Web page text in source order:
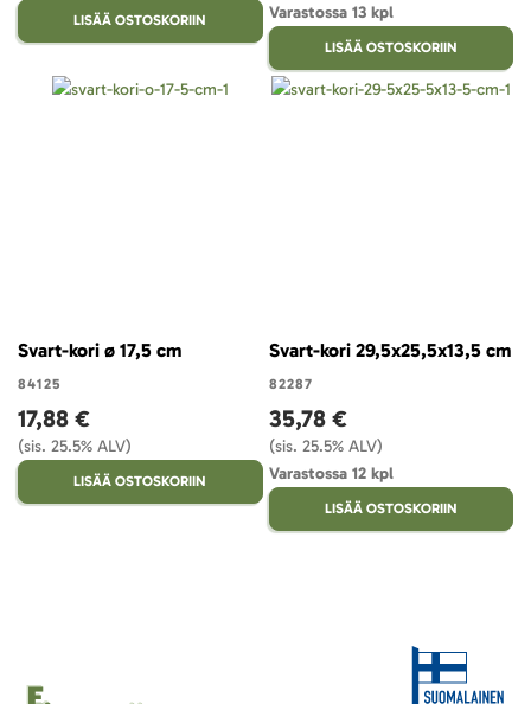
LISÄÄ OSTOSKORIIN
Varastossa 13 kpl
LISÄÄ OSTOSKORIIN
Svart-kori ø 17,5 cm
84125
17,88 €
(sis. 25.5% ALV)
LISÄÄ OSTOSKORIIN
Svart-kori 29,5x25,5x13,5 cm
82287
35,78 €
(sis. 25.5% ALV)
Varastossa 12 kpl
LISÄÄ OSTOSKORIIN